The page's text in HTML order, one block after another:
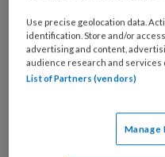
Uw bovenstaande
uw profiel in
Use precise geolocation data.
identification. Store and/or
advertising and content,
audience research and services
List of Partners (vendors)
Manage